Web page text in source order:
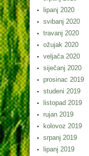
lipanj 2020
svibanj 2020
travanj 2020
ožujak 2020
veljača 2020
siječanj 2020
prosinac 2019
studeni 2019
listopad 2019
rujan 2019
kolovoz 2019
srpanj 2019
lipanj 2019